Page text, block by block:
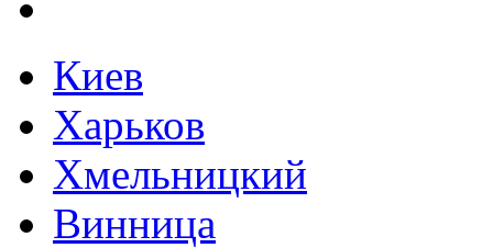
Киев
Харьков
Хмельницкий
Винница